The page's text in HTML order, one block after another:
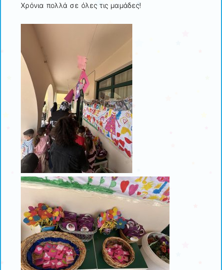
Χρόνια πολλά σε όλες τις μαμάδες!